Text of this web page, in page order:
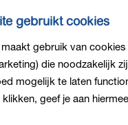
gebruikt cookies
gebruik van cookies
die noodzakelijk
mogelijk te laten
geef je aan
Z
e
k
e
n
e
n
u
Bollen en
Uit eten
DB4daagse
De natuur in